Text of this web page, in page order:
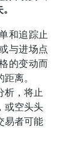
和追踪止
与进场点
的变动而
离。
析，将止
或空头头
易者可能